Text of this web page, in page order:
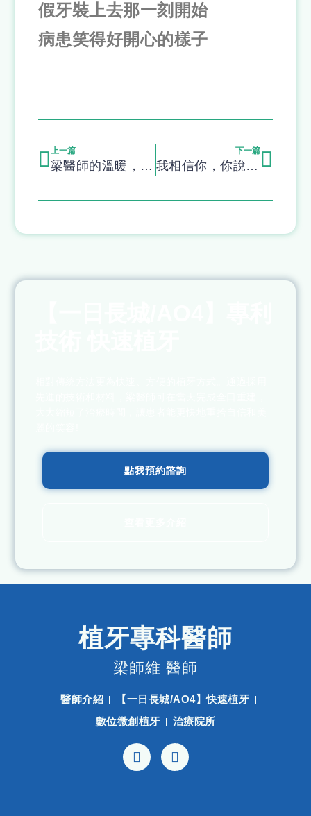
假牙裝上去那一刻開始
病患笑得好開心的樣子
上一篇
梁醫師的溫暖，消除我的白袍恐懼
下一篇
我相信你，你說怎麼做，就怎麼做
點我預約諮詢
植牙專科醫師
梁師維 醫師
醫師介紹
【一日長城/AO4】快速植牙
數位微創植牙
治療院所